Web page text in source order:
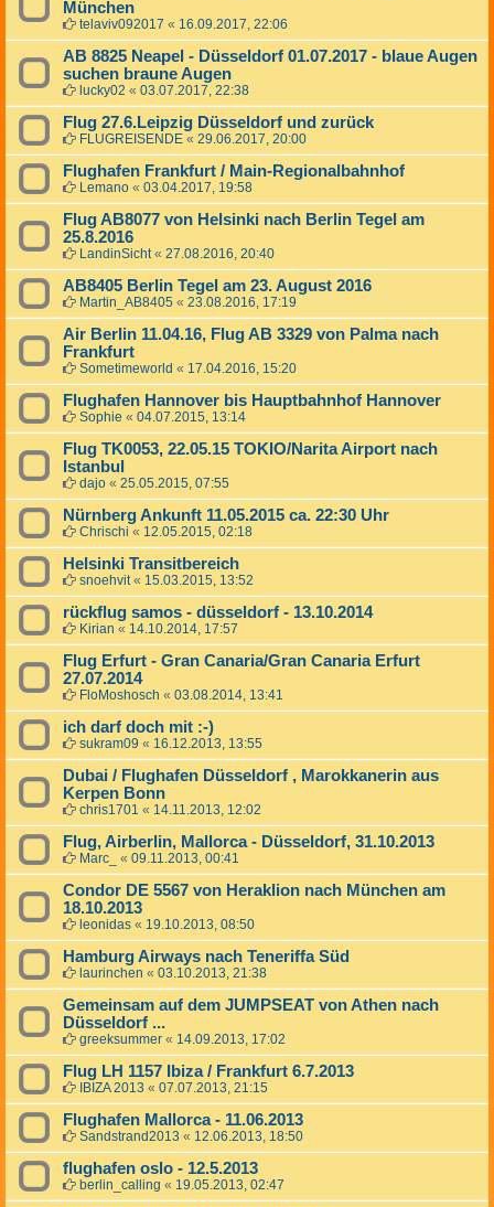
München
telaviv092017 « 16.09.2017, 22:06
AB 8825 Neapel - Düsseldorf 01.07.2017 - blaue Augen
suchen braune Augen
lucky02 « 03.07.2017, 22:38
Flug 27.6.Leipzig Düsseldorf und zurück
FLUGREISENDE « 29.06.2017, 20:00
Flughafen Frankfurt / Main-Regionalbahnhof
Lemano « 03.04.2017, 19:58
Flug AB8077 von Helsinki nach Berlin Tegel am
25.8.2016
LandinSicht« 27.08.2016, 20:40
AB8405 Berlin Tegel am 23. August 2016
Martin_AB8405 « 23.08.2016, 17:19
Air Berlin 11.04.16, Flug AB 3329 von Palma nach
Frankfurt
Sometimeworld « 17.04.2016, 15:20
Flughafen Hannover bis Hauptbahnhof Hannover
Sophie « 04.07.2015, 13:14
Flug TK0053, 22.05.15 TOKIO/Narita Airport nach
Istanbul
dajo « 25.05.2015, 07:55
Nürnberg Ankunft 11.05.2015 ca. 22:30 Uhr
Chrischi « 12.05.2015, 02:18
Helsinki Transitbereich
snoehvit« 15.03.2015, 13:52
rückflug samos - düsseldorf - 13.10.2014
Kirian « 14.10.2014, 17:57
Flug Erfurt - Gran Canaria/Gran Canaria Erfurt
27.07.2014
FloMoshosch « 03.08.2014, 13:41
ich darf doch mit :-)
sukram09 « 16.12.2013, 13:55
Dubai / Flughafen Düsseldorf , Marokkanerin aus
Kerpen Bonn
chris1701 « 14.11.2013, 12:02
Flug, Airberlin, Mallorca - Düsseldorf, 31.10.2013
Marc_ « 09.11.2013, 00:41
Condor DE 5567 von Heraklion nach München am
18.10.2013
leonidas « 19.10.2013, 08:50
Hamburg Airways nach Teneriffa Süd
laurinchen « 03.10.2013, 21:38
Gemeinsam auf dem JUMPSEAT von Athen nach
Düsseldorf ...
greeksummer « 14.09.2013, 17:02
Flug LH 1157 Ibiza / Frankfurt 6.7.2013
IBIZA 2013 « 07.07.2013, 21:15
Flughafen Mallorca - 11.06.2013
Sandstrand2013 « 12.06.2013, 18:50
flughafen oslo - 12.5.2013
berlin_calling « 19.05.2013, 02:47